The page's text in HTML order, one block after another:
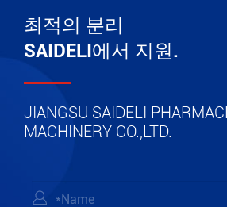
최적의 분리
SAIDELI에서 지원.
JIANGSU SAIDELI
MACHINERY CO.,LTD.
